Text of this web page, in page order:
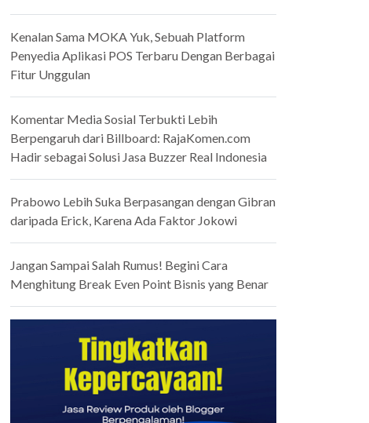
Kenalan Sama MOKA Yuk, Sebuah Platform
Penyedia Aplikasi POS Terbaru Dengan Berbagai
Fitur Unggulan
Komentar Media Sosial Terbukti Lebih
Berpengaruh dari Billboard: RajaKomen.com
Hadir sebagai Solusi Jasa Buzzer Real Indonesia
Prabowo Lebih Suka Berpasangan dengan Gibran
daripada Erick, Karena Ada Faktor Jokowi
Jangan Sampai Salah Rumus! Begini Cara
Menghitung Break Even Point Bisnis yang Benar